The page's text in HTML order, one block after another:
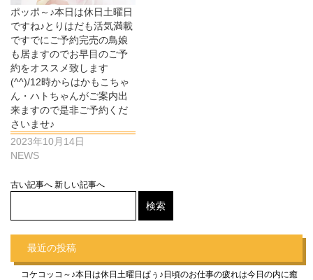
ポッポ～♪本日は休日土曜日
ですね♪とりはだも活気満載
ですでにご予約完売の鳥娘
も居ますのでお早目のご予
約をオススメ致します
(^^)/12時からはかもこちゃ
ん・ハトちゃんがご案内出
来ますので是非ご予約くだ
さいませ♪
2023年10月14日
NEWS
古い記事へ 新しい記事へ
最近の投稿
コケコッコ～♪本日は休日土曜日ぱぅ♪日頃のお仕事の疲れは今日の内に癒